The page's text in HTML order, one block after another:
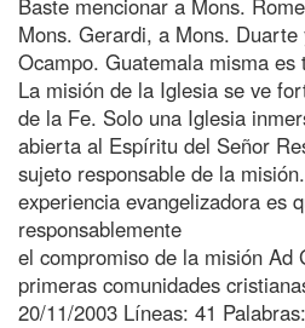
Mons. Gerardi, a Mons.
Ocampo. Guatemala misma
La misión de la Iglesia se ve
de la Fe. Solo una Iglesia
abierta al Espíritu del Señor
sujeto responsable de la
experiencia evangelizadora es
responsablemente
el compromiso de la misión Ad
primeras comunidades
20/11/2003 Líneas: 41